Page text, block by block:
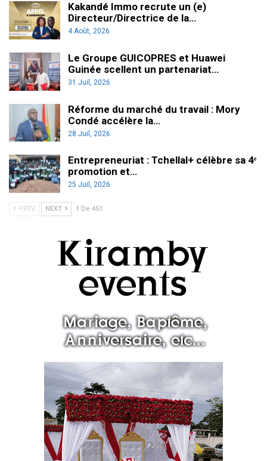
Kakandé Immo recrute un (e)
Directeur/Directrice de la…
4 Août, 2026
Le Groupe GUICOPRES et Huawei
Guinée scellent un partenariat…
31 Juil, 2026
Réforme du marché du travail : Mory
Condé accélère la…
28 Juil, 2026
Entrepreneuriat : Tchellal+ célèbre sa 4ᵉ
promotion et…
25 Juil, 2026
PREV NEXT 1 De 451